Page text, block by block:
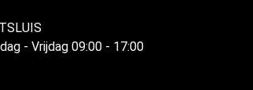
- Vrijdag 09:00 - 17:00